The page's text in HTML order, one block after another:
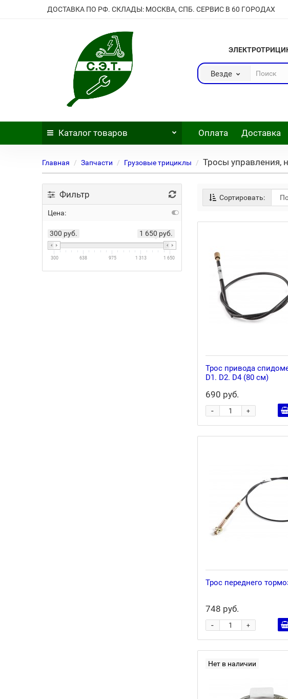
ДОСТАВКА ПО РФ. СКЛАДЫ: МОСКВА, СПБ. СЕРВИС В 60 ГОРОДАХ
Везде
Каталог товаров Оплата Доставка
Главная Запчасти Грузовые трициклы Тросы управления,
Фильтр
Цена:
300 руб. 1 650 руб.
300 638 975 1 313 1 650
Сортировать:
Трос привода
D1. D2. D4 (80 см)
690 руб.
+
-
Трос переднего
748 руб.
+
-
Нет в наличии